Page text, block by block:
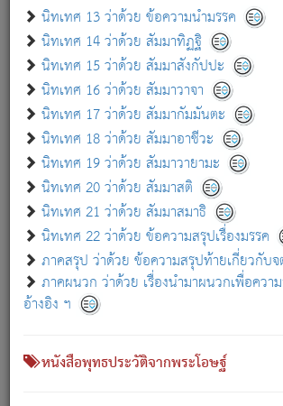
นิทเทศ 13 ว่าด้วย ข้อความนำมรรค
นิทเทศ 14 ว่าด้วย สัมมาทิฏฐิ
นิทเทศ 15 ว่าด้วย สัมมาสังกัปปะ
นิทเทศ 16 ว่าด้วย สัมมาวาจา
นิทเทศ 17 ว่าด้วย สัมมากัมมันตะ
นิทเทศ 18 ว่าด้วย สัมมาอาชีวะ
นิทเทศ 19 ว่าด้วย สัมมาวายามะ
นิทเทศ 20 ว่าด้วย สัมมาสติ
นิทเทศ 21 ว่าด้วย สัมมาสมาธิ
นิทเทศ 22 ว่าด้วย ข้อความสรุปเรื่องมรรค
ภาคสรุป ว่าด้วย ข้อความสรุปท้ายเกี่ยวกับจ
ภาคผนวก ว่าด้วย เรื่องนำมาผนวกเพื่อควา
อ้างอิง ฯ
หนังสือพุทธประวัติจากพระโอษฐ์
เกี่ยวกับธรรมโฆษณ์ออนไลน์ (Disclaimer)
แม้ระบบ "ธรรมโฆษณ์ออนไลน์" พยายามปรับปรุงข้อมู
ผู้ศึกษาก็พึงตรวจสอบกับตัวเล่มหนังสือต้นฉบับ ที่มีการ
ก่อนนำข้อมูลไปใช้ในการอ้างอิง"
เกี่ยวกับอัตถจารี|เกี่ยวกับการพัฒนา|แจ้งข้อผิด
หนังสือที่เกี่ยวข้อง